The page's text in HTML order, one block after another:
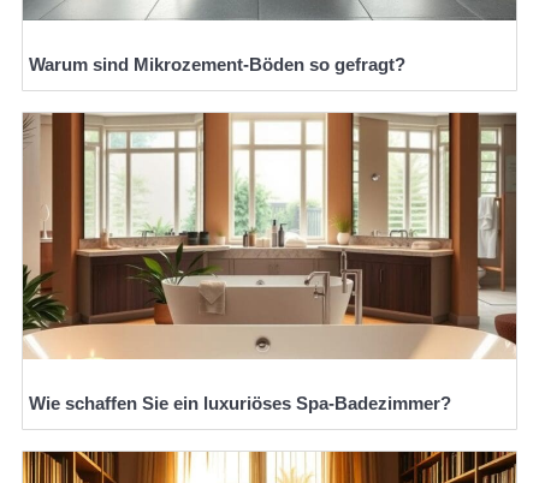
Warum sind Mikrozement-Böden so gefragt?
Wie schaffen Sie ein luxuriöses Spa-Badezimmer?